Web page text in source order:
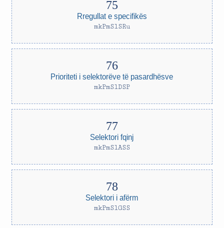
Rregullat e specifikës
mkPmSlSRu
Prioriteti i selektorëve të pasardhësve
mkPmSlDSP
Selektori fqinj
mkPmSlASS
Selektori i afërm
mkPmSlGSS